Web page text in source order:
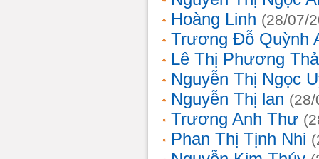
Hoàng Linh (28/07/
Trương Đỗ Quỳnh
Lê Thị Phương
Nguyễn Thị Ngọc
Nguyễn Thị lan
Trương Anh Thư
Phan Thị Tịnh Nhi